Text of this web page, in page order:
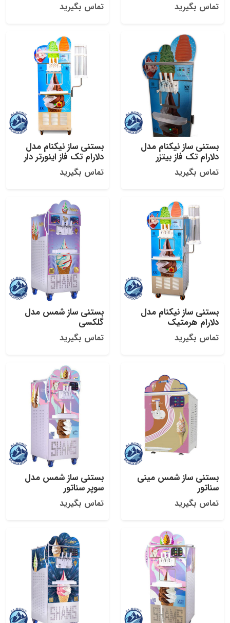
تماس بگیرید تماس بگیرید
بستنی ساز نیکنام مدل
دلارام تک فاز بیتزر
تماس بگیرید
بستنی ساز نیکنام مدل
دلارام تک فاز اینورتر دار
تماس بگیرید
بستنی ساز نیکنام مدل
دلارام هرمتیک
تماس بگیرید
بستنی ساز شمس مدل
گلکسی
تماس بگیرید
بستنی ساز شمس مینی
سناتور
تماس بگیرید
بستنی ساز شمس مدل
سوپر سناتور
تماس بگیرید